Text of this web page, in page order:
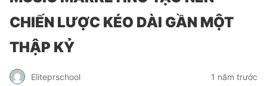
CHIẾN LƯỢC KÉO DÀI GẦN MỘT
THẬP KỶ
Eliteprschool 1 năm trước